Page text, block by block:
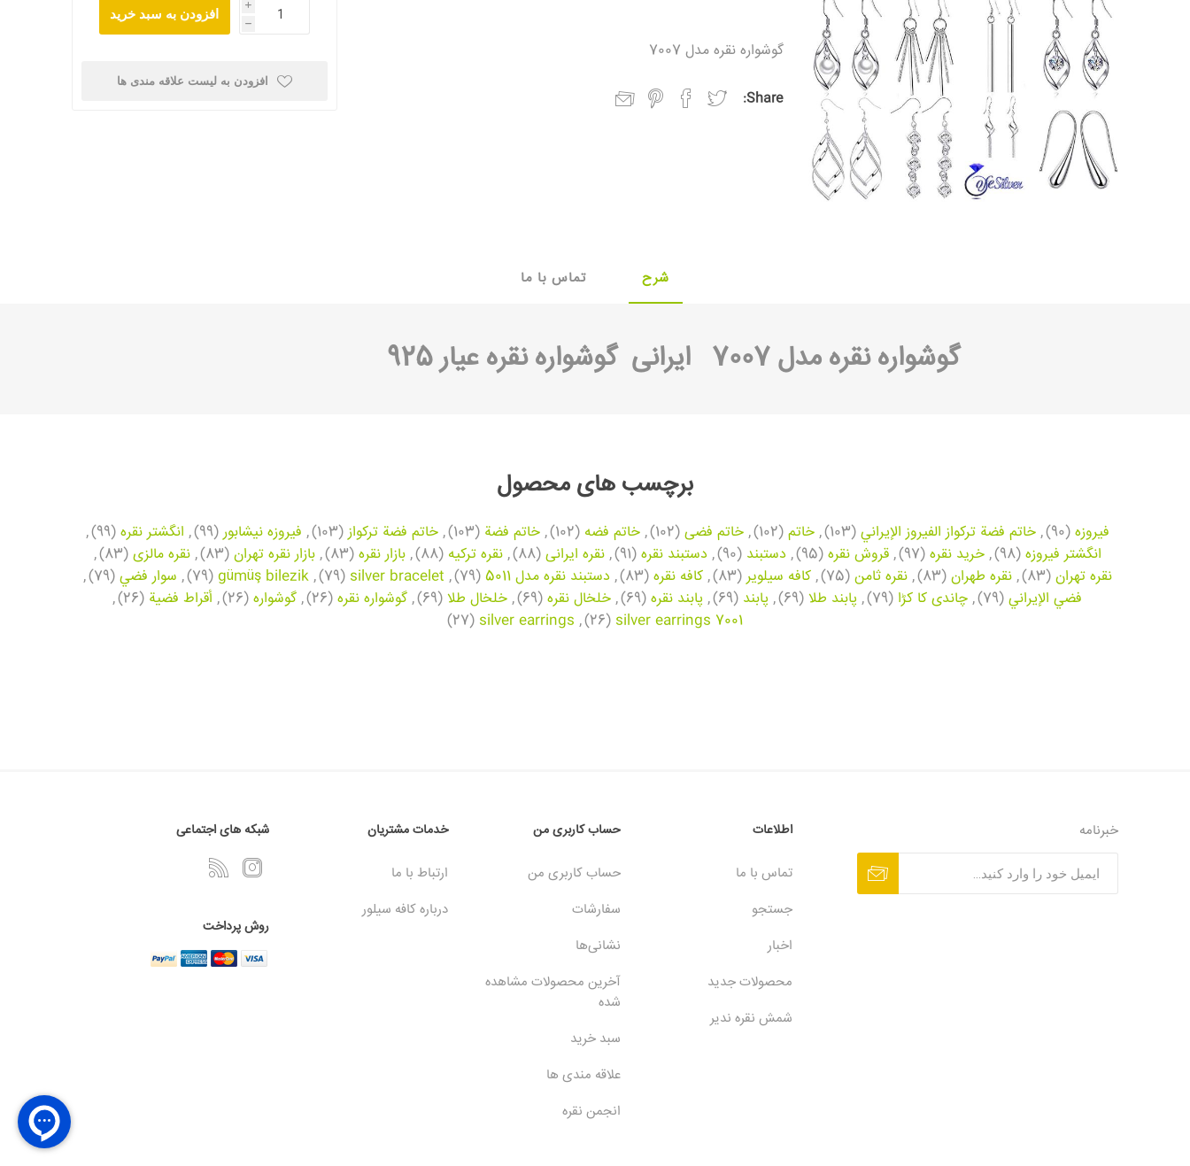
گوشواره نقره مدل 7007
Share:
i
h
افزودن به سبد خرید
افزودن به لیست علاقه مندی ها
شرح تماس با ما
گوشواره نقره مدل 7007 ایرانی گوشواره نقره عیار 925
برچسب های محصول
فیروزه (90)
, خاتم فضة تركواز الفيروز الإيراني (103)
, خاتم (102)
, خاتم فضی (102)
, خاتم فضه (102)
, خاتم فضة (103)
, خاتم فضة تركواز (103)
, فیروزه نیشابور (99)
, انگشتر نقره (99)
,
انگشتر فیروزه (98)
, خرید نقره (97)
, قروش نقره (95)
, دستبند (90)
, دستبند نقره (91)
, نقره ایرانی (88)
, نقره ترکیه (88)
, بازار نقره (83)
, بازار نقره تهران (83)
, نقره مالزی (83)
,
نقره تهران (83)
, نقره طهران (83)
, نقره ثامن (75)
, کافه سیلویر (83)
, کافه نقره (83)
, دستبند نقره مدل 5011 (79)
,
silver bracelet
(79)
,
gümüş bilezik
(79)
, سوار فضي (79)
,
فضي الإيراني (79)
, چاندی کا کڑا (79)
, پابند طلا (69)
, پابند (69)
, پابند نقره (69)
, خلخال نقره (69)
, خلخال طلا (69)
, گوشواره نقره (26)
, گوشواره (26)
, أقراط فضية (26)
,
silver earrings 7001
(26)
,
silver earrings
(27)
خبرنامه اطلاعات
تماس با ما
جستجو
اخبار
محصولات جدید
شمش نقره ندیر
حساب کاربری من
حساب کاربری من
سفارشات
نشانی‌ها
آخرین محصولات مشاهده
شده
سبد خرید
علاقه مندی ها
انجمن نقره
خدمات مشتریان
ارتباط با ما
درباره کافه سیلور
شبکه های اجتماعی
روش پرداخت